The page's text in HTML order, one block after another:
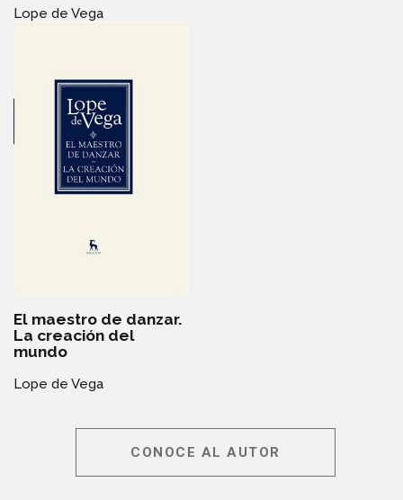
Lope de Vega
El maestro de danzar.
La creación del
mundo
Lope de Vega
CONOCE AL AUTOR